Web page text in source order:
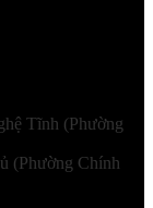
Tĩnh (Phường
(Phường Chính